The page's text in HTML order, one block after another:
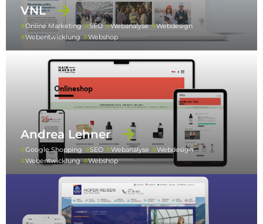
VNL
Online Marketing SEO Webanalyse
Webdesign
Webentwicklung
Webshop
Andrea Lehner
Google Shopping SEO Webanalyse
Webdesign
Webentwicklung
Webshop